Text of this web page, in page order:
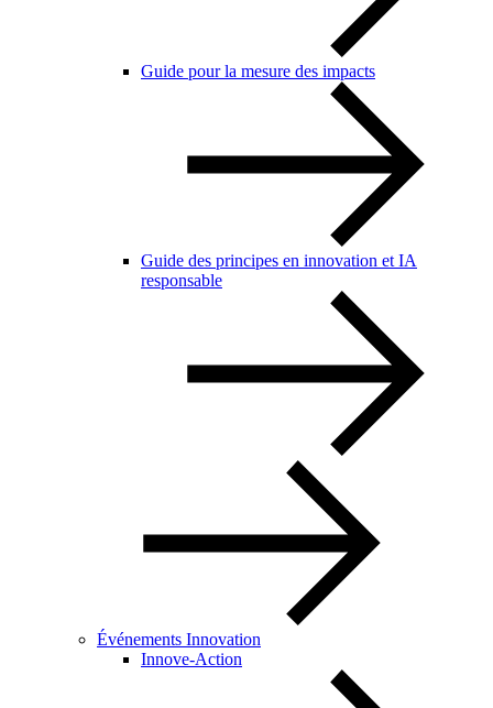
Guide pour la mesure des impacts
Guide des principes en innovation et IA
responsable
Événements Innovation
Innove-Action